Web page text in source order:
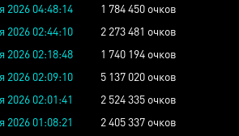
2026 04:48:14
1 784 450 очков
2026 02:44:10
2 273 481 очков
2026 02:18:48
1 740 194 очков
2026 02:09:10
5 137 020 очков
2026 02:01:41
2 524 335 очков
2026 01:08:21
2 405 337 очков